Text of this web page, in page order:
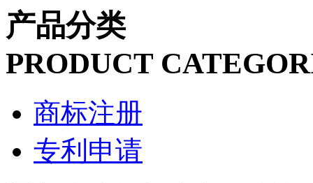
产品分类
PRODUCT
商标注册
专利申请